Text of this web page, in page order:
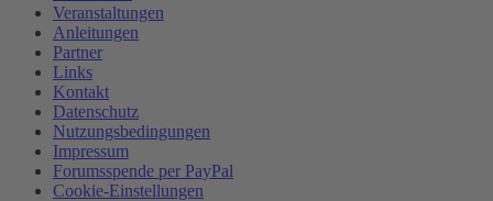
Veranstaltungen
Anleitungen
Partner
Links
Kontakt
Datenschutz
Nutzungsbedingungen
Impressum
Forumsspende per PayPal
Cookie-Einstellungen